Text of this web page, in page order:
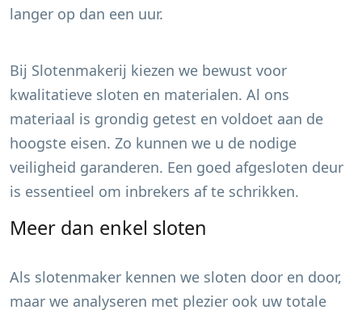
langer op dan een uur.
Bij Slotenmakerij kiezen we bewust voor
kwalitatieve sloten en materialen. Al ons
materiaal is grondig getest en voldoet aan de
hoogste eisen. Zo kunnen we u de nodige
veiligheid garanderen. Een goed afgesloten deur
is essentieel om inbrekers af te schrikken.
Meer dan enkel sloten
Als slotenmaker kennen we sloten door en door,
maar we analyseren met plezier ook uw totale